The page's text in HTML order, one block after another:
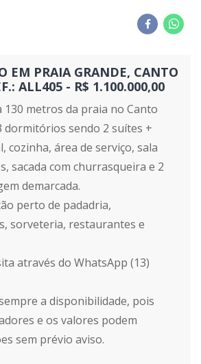
EM PRAIA GRANDE, CANTO
ALL405 - R$ 1.100.000,00
metros da praia no Canto
dormitórios sendo 2 suítes +
cozinha, área de serviço, sala
sacada com churrasqueira e 2
demarcada.
perto de padadria,
sorveteria, restaurantes e
através do WhatsApp (13)
a disponibilidade, pois
e os valores podem
sem prévio aviso.